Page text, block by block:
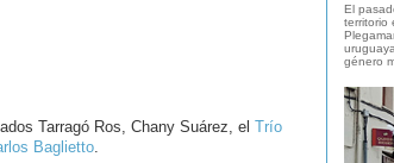
Tarragó Ros, Chany Suárez, el Trío
Baglietto.
El
territorio
género